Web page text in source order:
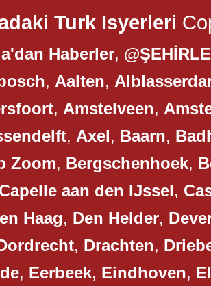
Turk Isyerleri
Haberler,
, Aalten,
, Amstelveen,
, Axel, Baarn,
Zoom, Bergschenhoek,
Capelle aan den IJssel,
Haag, Den Helder,
, Drachten,
, Eerbeek, Eindhoven,